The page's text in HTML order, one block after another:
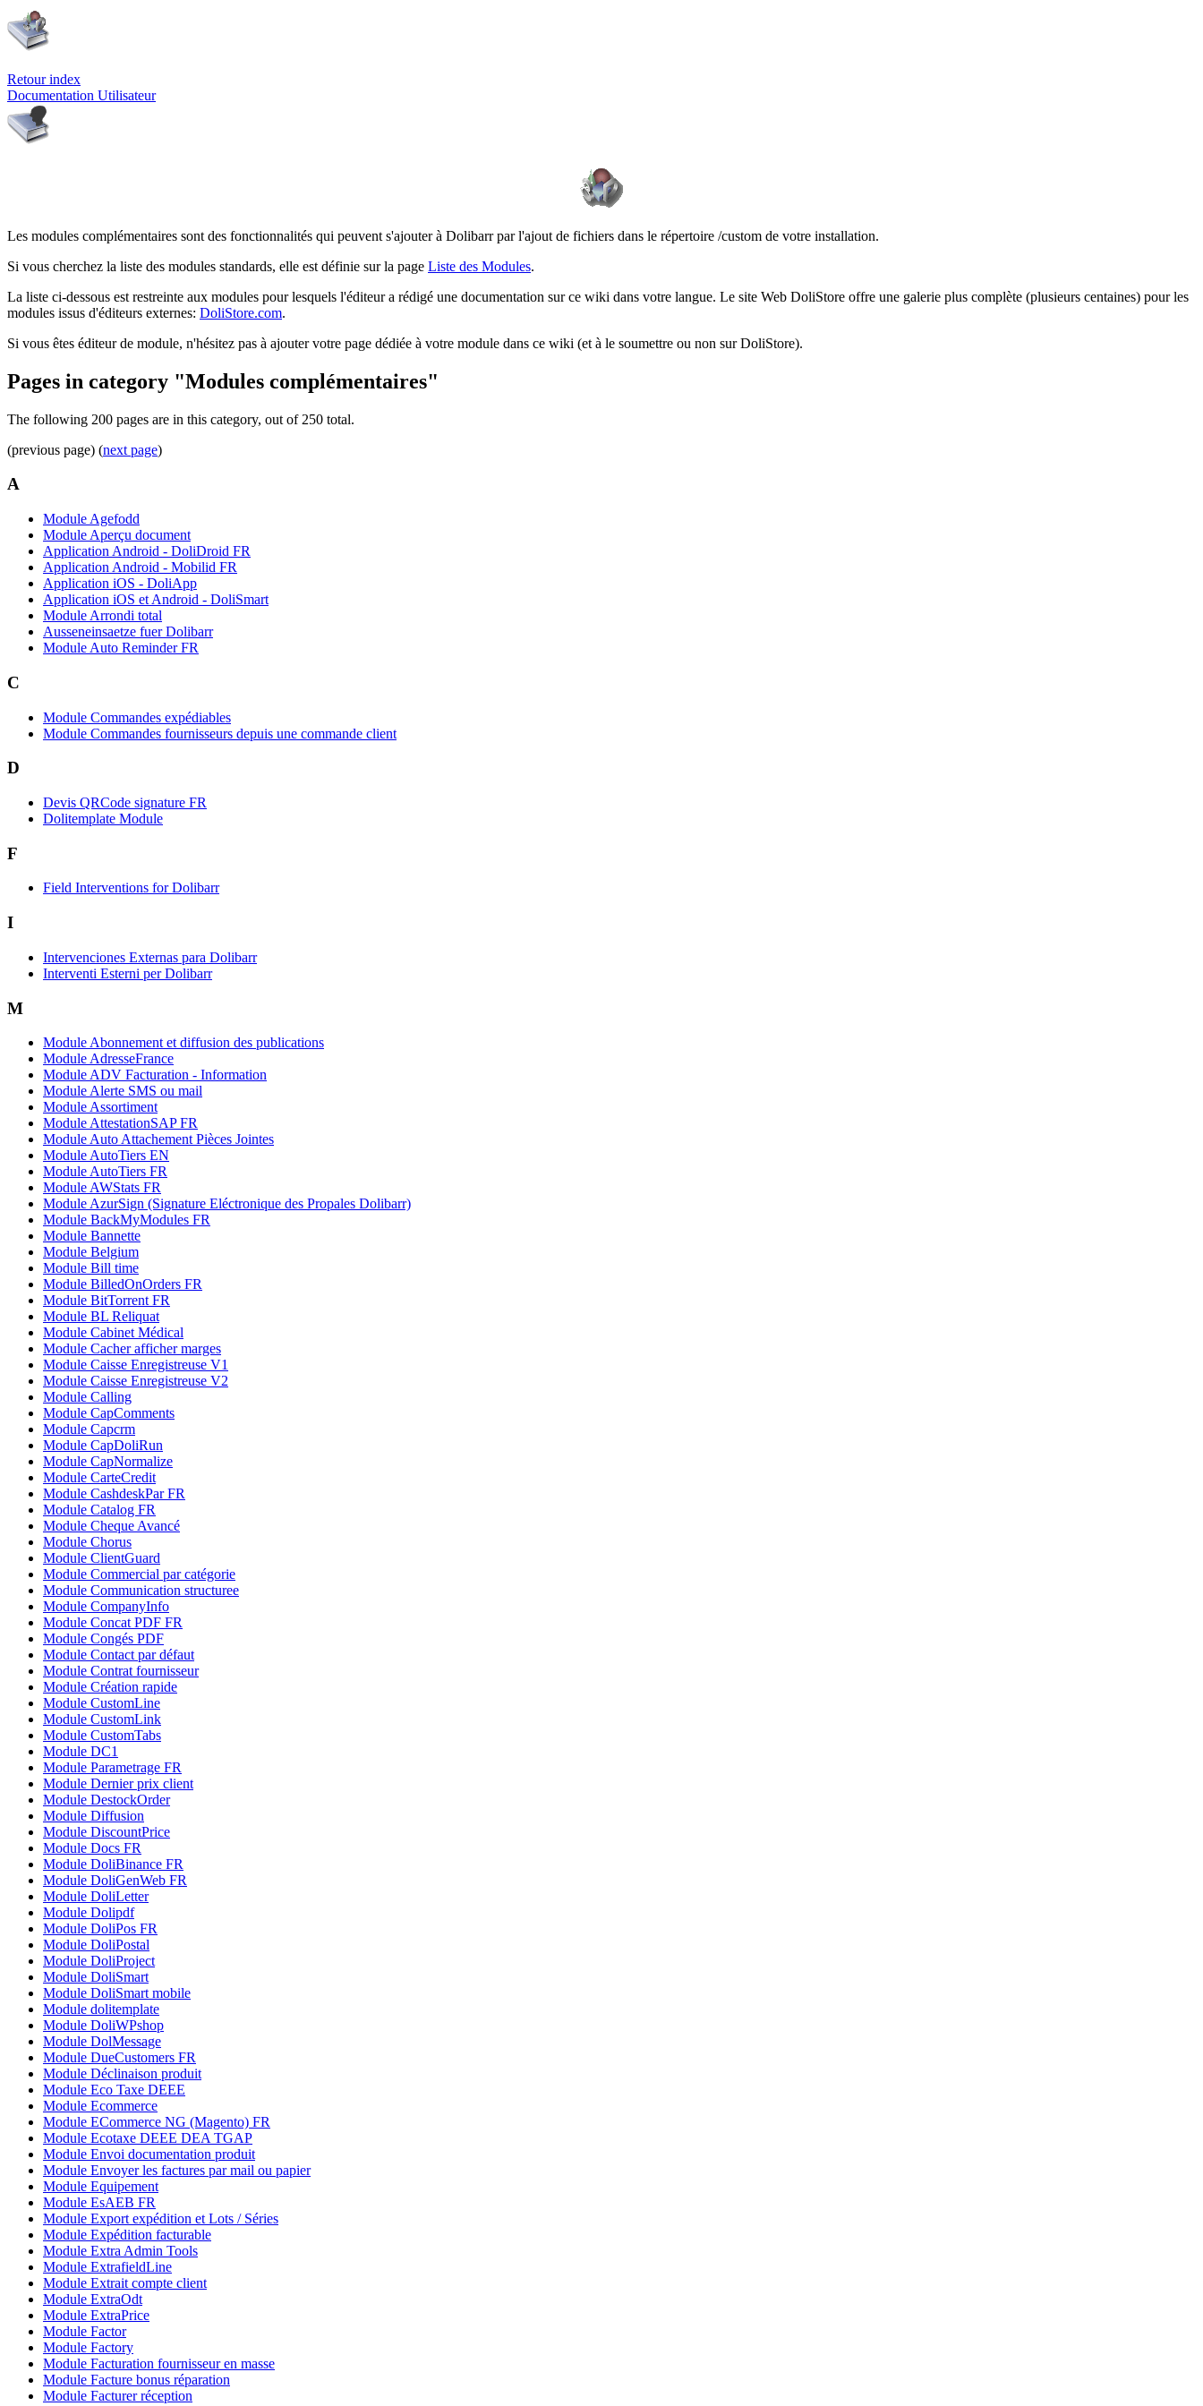
Retour index
Documentation Utilisateur
Les modules complémentaires sont des fonctionnalités qui peuvent s'ajouter à Dolibarr par l'ajout de fichiers dans le répertoire /custom de votre installation.
Si vous cherchez la liste des modules standards, elle est définie sur la page Liste des Modules.
La liste ci-dessous est restreinte aux modules pour lesquels l'éditeur a rédigé une documentation sur ce wiki dans votre langue. Le site Web DoliStore offre une galerie plus complète (plusieurs centaines) pour les
modules issus d'éditeurs externes: DoliStore.com.
Si vous êtes éditeur de module, n'hésitez pas à ajouter votre page dédiée à votre module dans ce wiki (et à le soumettre ou non sur DoliStore).
Pages in category "Modules complémentaires"
The following 200 pages are in this category, out of 250 total.
(previous page) (next page)
A
Module Agefodd
Module Aperçu document
Application Android - DoliDroid FR
Application Android - Mobilid FR
Application iOS - DoliApp
Application iOS et Android - DoliSmart
Module Arrondi total
Ausseneinsaetze fuer Dolibarr
Module Auto Reminder FR
C
Module Commandes expédiables
Module Commandes fournisseurs depuis une commande client
D
Devis QRCode signature FR
Dolitemplate Module
F
Field Interventions for Dolibarr
I
Intervenciones Externas para Dolibarr
Interventi Esterni per Dolibarr
M
Module Abonnement et diffusion des publications
Module AdresseFrance
Module ADV Facturation - Information
Module Alerte SMS ou mail
Module Assortiment
Module AttestationSAP FR
Module Auto Attachement Pièces Jointes
Module AutoTiers EN
Module AutoTiers FR
Module AWStats FR
Module AzurSign (Signature Eléctronique des Propales Dolibarr)
Module BackMyModules FR
Module Bannette
Module Belgium
Module Bill time
Module BilledOnOrders FR
Module BitTorrent FR
Module BL Reliquat
Module Cabinet Médical
Module Cacher afficher marges
Module Caisse Enregistreuse V1
Module Caisse Enregistreuse V2
Module Calling
Module CapComments
Module Capcrm
Module CapDoliRun
Module CapNormalize
Module CarteCredit
Module CashdeskPar FR
Module Catalog FR
Module Cheque Avancé
Module Chorus
Module ClientGuard
Module Commercial par catégorie
Module Communication structuree
Module CompanyInfo
Module Concat PDF FR
Module Congés PDF
Module Contact par défaut
Module Contrat fournisseur
Module Création rapide
Module CustomLine
Module CustomLink
Module CustomTabs
Module DC1
Module Parametrage FR
Module Dernier prix client
Module DestockOrder
Module Diffusion
Module DiscountPrice
Module Docs FR
Module DoliBinance FR
Module DoliGenWeb FR
Module DoliLetter
Module Dolipdf
Module DoliPos FR
Module DoliPostal
Module DoliProject
Module DoliSmart
Module DoliSmart mobile
Module dolitemplate
Module DoliWPshop
Module DolMessage
Module DueCustomers FR
Module Déclinaison produit
Module Eco Taxe DEEE
Module Ecommerce
Module ECommerce NG (Magento) FR
Module Ecotaxe DEEE DEA TGAP
Module Envoi documentation produit
Module Envoyer les factures par mail ou papier
Module Equipement
Module EsAEB FR
Module Export expédition et Lots / Séries
Module Expédition facturable
Module Extra Admin Tools
Module ExtrafieldLine
Module Extrait compte client
Module ExtraOdt
Module ExtraPrice
Module Factor
Module Factory
Module Facturation fournisseur en masse
Module Facture bonus réparation
Module Facturer réception